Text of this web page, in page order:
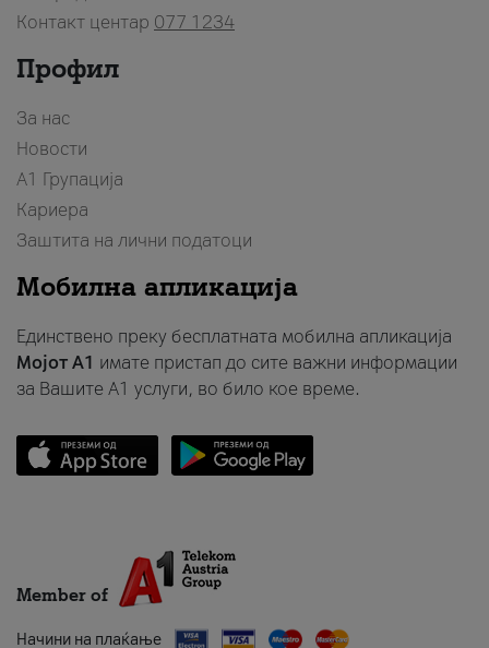
Контакт центар 077 1234
Профил
За нас
Новости
А1 Групација
Кариера
Заштита на лични податоци
Мобилна апликација
Единствено преку бесплатната мобилна апликација
Мојот A1 имате пристап до сите важни информации
за Вашите A1 услуги, во било кое време.
Member of
Начини на плаќање